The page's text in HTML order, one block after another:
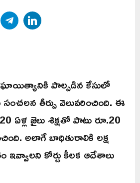
TwitterTelegram
పాల్పడిన కేసులో
సంచలన తీర్పు వెలువరించింది. ఈ
ఏళ్ల జైలు శిక్షతో పాటు రూ.20
అలాగే బాధితురాలికి లక్ష
కోర్టు కీలక ఆదేశాలు